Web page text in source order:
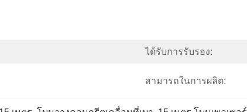
ได้รับการรับรอง:
สามารถในการผลิต: